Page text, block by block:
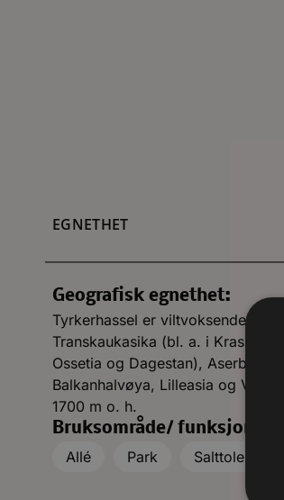
EGNETHET
Geografisk egnethet:
Tyrkerhassel er viltvoksende i
Transkaukasika (bl. a. i
Ossetia og Dagestan),
Balkanhalvøya, Lilleasia og
1700 m o. h.
Bruksområde/ funksjon:
Allé
Park Salttolerant